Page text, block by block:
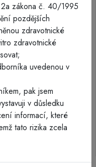
náplast 1530-0
2a zákona č. 40/1995
pozdějších
zdravotnické
zdravotnické
uvedenou v
pak jsem
v důsledku
informací, které
tato rizika zcela